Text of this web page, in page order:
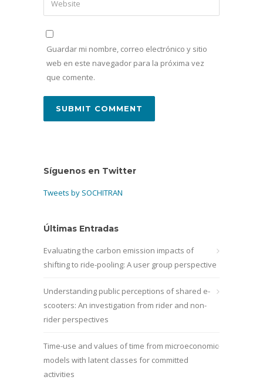
Guardar mi nombre, correo electrónico y sitio
web en este navegador para la próxima vez
que comente.
Síguenos en Twitter
Tweets by SOCHITRAN
Últimas Entradas
Evaluating the carbon emission impacts of
shifting to ride-pooling: A user group perspective
Understanding public perceptions of shared e-
scooters: An investigation from rider and non-
rider perspectives
Time-use and values of time from microeconomic
models with latent classes for committed
activities